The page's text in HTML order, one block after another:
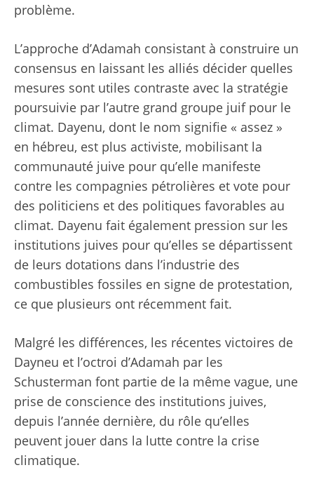
problème.
L’approche d’Adamah consistant à construire un
consensus en laissant les alliés décider quelles
mesures sont utiles contraste avec la stratégie
poursuivie par l’autre grand groupe juif pour le
climat. Dayenu, dont le nom signifie « assez »
en hébreu, est plus activiste, mobilisant la
communauté juive pour qu’elle manifeste
contre les compagnies pétrolières et vote pour
des politiciens et des politiques favorables au
climat. Dayenu fait également pression sur les
institutions juives pour qu’elles se départissent
de leurs dotations dans l’industrie des
combustibles fossiles en signe de protestation,
ce que plusieurs ont récemment fait.
Malgré les différences, les récentes victoires de
Dayneu et l’octroi d’Adamah par les
Schusterman font partie de la même vague, une
prise de conscience des institutions juives,
depuis l’année dernière, du rôle qu’elles
peuvent jouer dans la lutte contre la crise
climatique.